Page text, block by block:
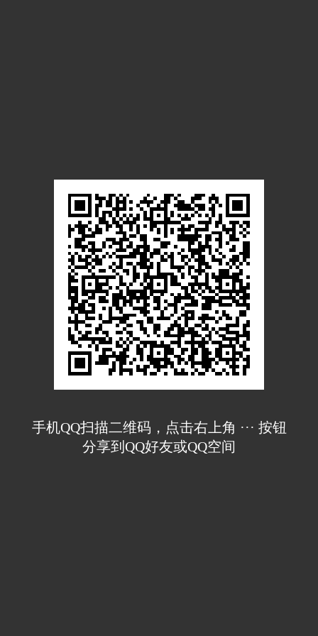
手机QQ扫描二维码，点击右上角 ··· 按钮
分享到QQ好友或QQ空间